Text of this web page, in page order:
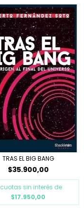
TRAS EL BIG BANG
$35.900,00
cuotas sin interés de
$17.950,00